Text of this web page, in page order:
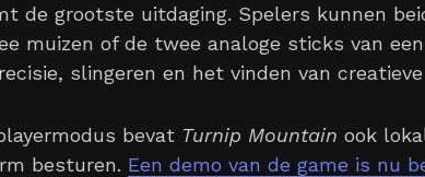
de grootste uitdaging. Spelers kunnen
muizen of de twee analoge sticks van
slingeren en het vinden van
bevat Turnip Mountain ook
besturen. Een demo van de game is nu